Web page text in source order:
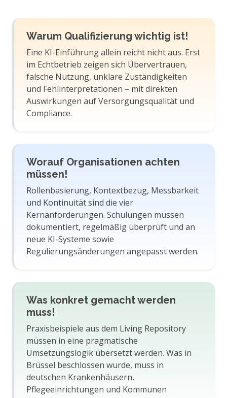
Warum Qualifizierung wichtig ist!
Eine KI-Einführung allein reicht nicht aus. Erst
im Echtbetrieb zeigen sich Übervertrauen,
falsche Nutzung, unklare Zuständigkeiten
und Fehlinterpretationen – mit direkten
Auswirkungen auf Versorgungsqualität und
Compliance.
Worauf Organisationen achten
müssen!
Rollenbasierung, Kontextbezug, Messbarkeit
und Kontinuität sind die vier
Kernanforderungen. Schulungen müssen
dokumentiert, regelmäßig überprüft und an
neue KI-Systeme sowie
Regulierungsänderungen angepasst werden.
Was konkret gemacht werden
muss!
Praxisbeispiele aus dem Living Repository
müssen in eine pragmatische
Umsetzungslogik übersetzt werden. Was in
Brüssel beschlossen wurde, muss in
deutschen Krankenhäusern,
Pflegeeinrichtungen und Kommunen